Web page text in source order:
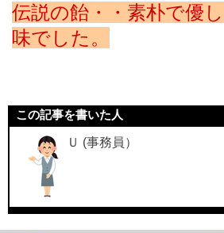
伝説の飴・・素朴で優
味でした。
この記事を書いた人
Ｕ (事務員）